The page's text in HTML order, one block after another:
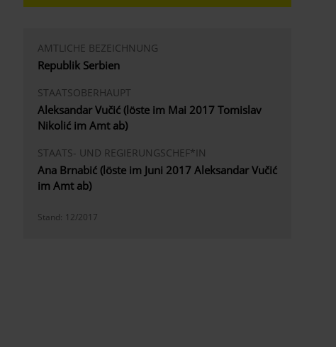
AMTLICHE BEZEICHNUNG
Republik Serbien
STAATSOBERHAUPT
Aleksandar Vučić (löste im Mai 2017 Tomislav
Nikolić im Amt ab)
STAATS- UND REGIERUNGSCHEF*IN
Ana Brnabić (löste im Juni 2017 Aleksandar Vučić
im Amt ab)
Stand: 12/2017